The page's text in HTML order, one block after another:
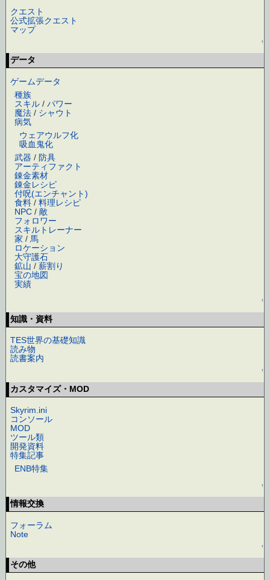
クエスト
公式拡張クエスト
マップ
↑
データ
ゲームデータ
種族
スキル /パワー
魔法 / シャウト
病気
ウェアウルフ化
吸血鬼化
武器 / 防具
アーティファクト
錬金素材
錬金レシピ
付呪(エンチャント)
食料 /料理レシピ
NPC /敵
フォロワー
スキルトレーナー
家 / 馬
ロケーション
大守護石
鉱山 /薪割り
宝の地図
実績
↑
知識・資料
TES世界の基礎知識
読み物
読書案内
↑
カスタマイズ・MOD
Skyrim.ini
コンソール
MOD
ツール類
開発資料
特集記事
ENB特集
↑
情報交換
フォーラム
Note
↑
その他